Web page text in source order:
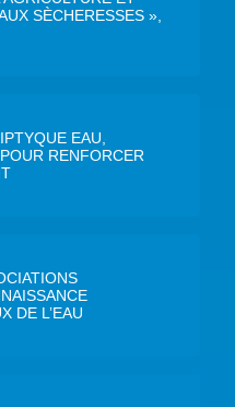
SÈCHERESSES »,
EAU,
RENFORCER
DE L’EAU